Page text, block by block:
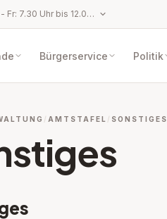
Öffnungszeiten: Mo - Fr: 7.30 Uhr bis 12.00 Uhr, Mo, Do: 13.00 Uhr bis 18.00 Uhr,
Bürgerservice Politik
AMTSTAFEL SONSTIGES